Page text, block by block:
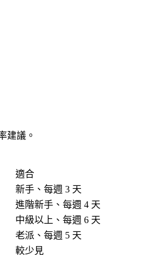
建議。
適合
新手、每週 3 天
進階新手、每週 4 天
中級以上、每週 6 天
老派、每週 5 天
較少見